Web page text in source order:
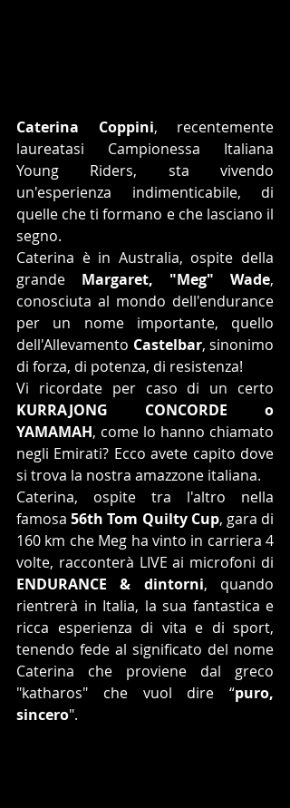
Caterina Coppini, recentemente
laureatasi Campionessa Italiana
Young Riders, sta vivendo
un'esperienza indimenticabile, di
quelle che ti formano e che lasciano il
segno.
Caterina è in Australia, ospite della
grande Margaret, "Meg" Wade,
conosciuta al mondo dell'endurance
per un nome importante, quello
dell'Allevamento Castelbar, sinonimo
di forza, di potenza, di resistenza!
KURRAJONG CONCORDE o
YAMAMAH, come lo hanno chiamato
negli Emirati? Ecco avete capito dove
si trova la nostra amazzone italiana.
Caterina, ospite tra l'altro nella
famosa 56th Tom Quilty Cup, gara di
160 km che Meg ha vinto in carriera 4
ENDURANCE & dintorni, quando
rientrerà in Italia, la sua fantastica e
ricca esperienza di vita e di sport,
tenendo fede al significato del nome
Caterina che proviene dal greco
"katharos" che vuol dire “puro,
sincero".